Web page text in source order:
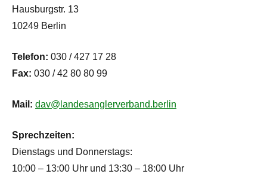
Hausburgstr. 13
10249 Berlin
Telefon: 030 / 427 17 28
Fax: 030 / 42 80 80 99
Mail: dav@landesanglerverband.berlin
Sprechzeiten:
Dienstags und Donnerstags:
10:00 – 13:00 Uhr und 13:30 – 18:00 Uhr